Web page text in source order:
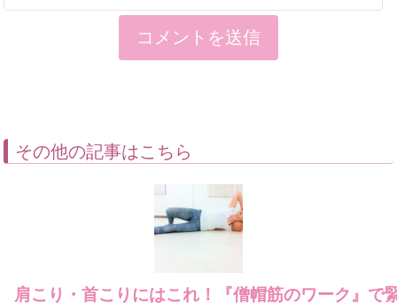
その他の記事はこちら
肩こり・首こりにはこれ！『僧帽筋のワーク』で